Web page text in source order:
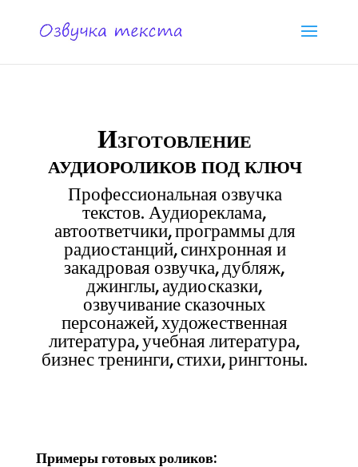
Изготовление
аудиороликов под ключ
Профессиональная озвучка
текстов. Аудиореклама,
автоответчики, программы для
радиостанций, синхронная и
закадровая озвучка, дубляж,
джинглы, аудиосказки,
озвучивание сказочных
персонажей, художественная
литература, учебная литература,
бизнес тренинги, стихи, рингтоны.
Примеры готовых роликов: